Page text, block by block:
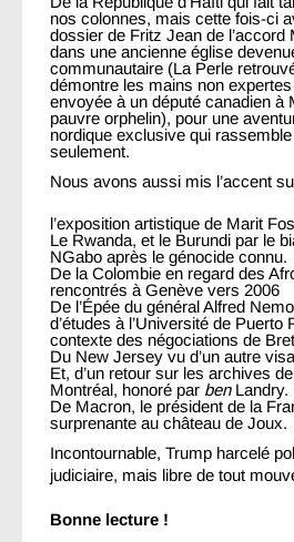
nos colonnes, mais cette fois-ci
dossier de Fritz Jean de l’accord
dans une ancienne église
communautaire (La Perle
démontre les mains non
envoyée à un député canadien à
pauvre orphelin), pour une
nordique exclusive qui
seulement.
Nous avons aussi mis l’accent
l’exposition artistique de Marit
Le Rwanda, et le Burundi par le
NGabo après le génocide connu.
De la Colombie en regard des
rencontrés à Genève vers 2006
De l’Épée du général Alfred
d’études à l’Université de Puerto
contexte des négociations de
Du New Jersey vu d’un autre
Et, d’un retour sur les archives de
Montréal, honoré par benLandry.
De Macron, le président de la
surprenante au château de Joux.
Incontournable, Trump harcelé
judiciaire, mais libre de tout
Bonne lecture !